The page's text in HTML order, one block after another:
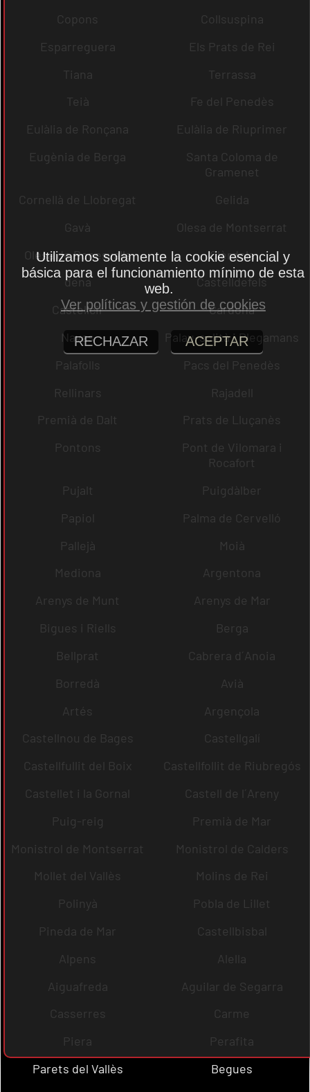
Copons
Collsuspina
Esparreguera
Els Prats de Rei
Tiana
Terrassa
Teià
Fe del Penedès
Eulàlia de Ronçana
Eulàlia de Riuprimer
Eugènia de Berga
Santa Coloma de
Gramenet
Cornellà de Llobregat
Gelida
Gavà
Olesa de Montserrat
Olesa de Bonesvalls
Olèrdola
dena
Castelldefels
Castellcir
Cardona
Navas
Palau-solità i Plegamans
Palafolls
Pacs del Penedès
Rellinars
Rajadell
Premià de Dalt
Prats de Lluçanès
Pontons
Pont de Vilomara i
Rocafort
Pujalt
Puigdàlber
Papiol
Palma de Cervelló
Pallejà
Moià
Mediona
Argentona
Arenys de Munt
Arenys de Mar
Bigues i Riells
Berga
Bellprat
Cabrera d´Anoia
Borredà
Avià
Artés
Argençola
Castellnou de Bages
Castellgalí
Castellfullit del Boix
Castellfollit de Riubregós
Castellet i la Gornal
Castell de l´Areny
Puig-reig
Premià de Mar
Monistrol de Montserrat
Monistrol de Calders
Mollet del Vallès
Molins de Rei
Polinyà
Pobla de Lillet
Pineda de Mar
Castellbisbal
Alpens
Alella
Aiguafreda
Aguilar de Segarra
Casserres
Carme
Piera
Perafita
Parets del Vallès
Begues
Utilizamos solamente la cookie esencial y
básica para el funcionamiento mínimo de esta
web.
Ver políticas y gestión de cookies
RECHAZAR ACEPTAR